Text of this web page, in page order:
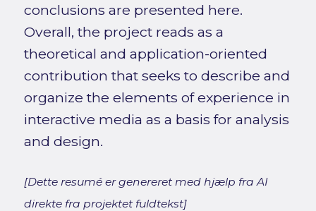
conclusions are presented here.
Overall, the project reads as a
theoretical and application-oriented
contribution that seeks to describe and
organize the elements of experience in
interactive media as a basis for analysis
and design.
[Dette resumé er genereret med hjælp fra AI
direkte fra projektet fuldtekst]